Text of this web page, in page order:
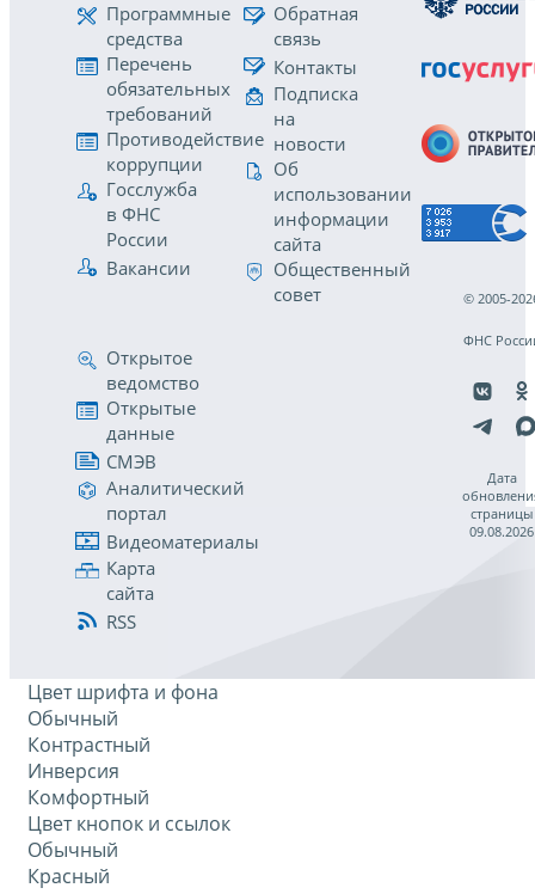
Программные
средства
Перечень
обязательных
требований
Противодействие
коррупции
Госслужба
в ФНС
России
Вакансии
Обратная
связь
Контакты
Подписка
на
новости
Об
использовании
информации
сайта
Общественный
совет
Открытое
ведомство
Открытые
данные
СМЭВ
Аналитический
портал
Видеоматериалы
Карта
сайта
RSS
© 2005-
ФНС
Дата
страницы
09.08.2026
Цвет шрифта и фона
Обычный
Контрастный
Инверсия
Комфортный
Цвет кнопок и ссылок
Обычный
Красный